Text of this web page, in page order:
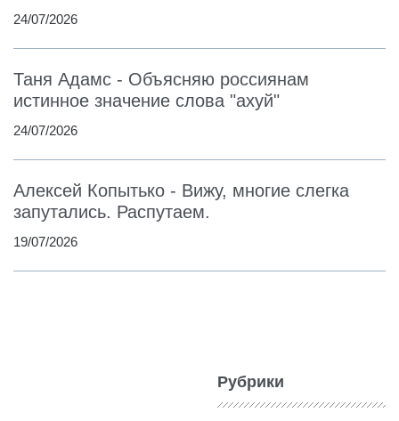
24/07/2026
Таня Адамс - Объясняю россиянам
истинное значение слова "ахуй"
24/07/2026
Алексей Копытько - Вижу, многие слегка
запутались. Распутаем.
19/07/2026
Рубрики